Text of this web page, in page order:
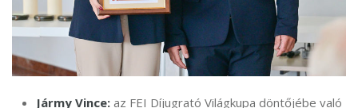
Jármy Vince: az FEI Díjugrató Világkupa döntőjébe való